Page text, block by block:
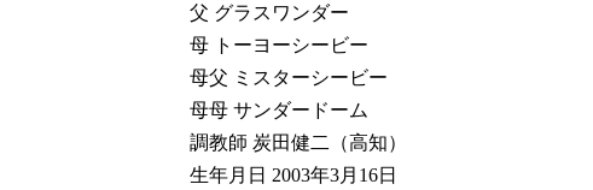
父 グラスワンダー
母 トーヨーシービー
母父 ミスターシービー
母母 サンダードーム
調教師 炭田健二（高知）
生年月日 2003年3月16日